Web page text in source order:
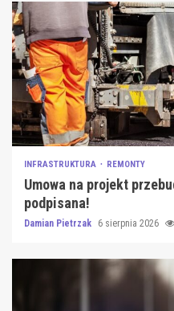
INFRASTRUKTURA REMONTY
Umowa na projekt
podpisana!
Damian Pietrzak 6 sierpnia 2026